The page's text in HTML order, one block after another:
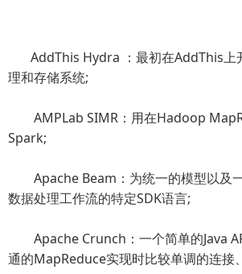
AddThis Hydra ：最初在AddThis上
理和存储系统;
AMPLab SIMR：用在Hadoop
Spark;
Apache Beam：为统一的模型以及
数据处理工作流的特定SDK语言;
Apache Crunch：一个简单的Java
通的MapReduce实现时比较单调的连接